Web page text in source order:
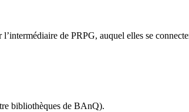
de PRPG, auquel elles se
bibliothèques de BAnQ).